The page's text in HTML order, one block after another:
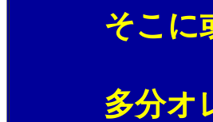
そこに或
多分オレ